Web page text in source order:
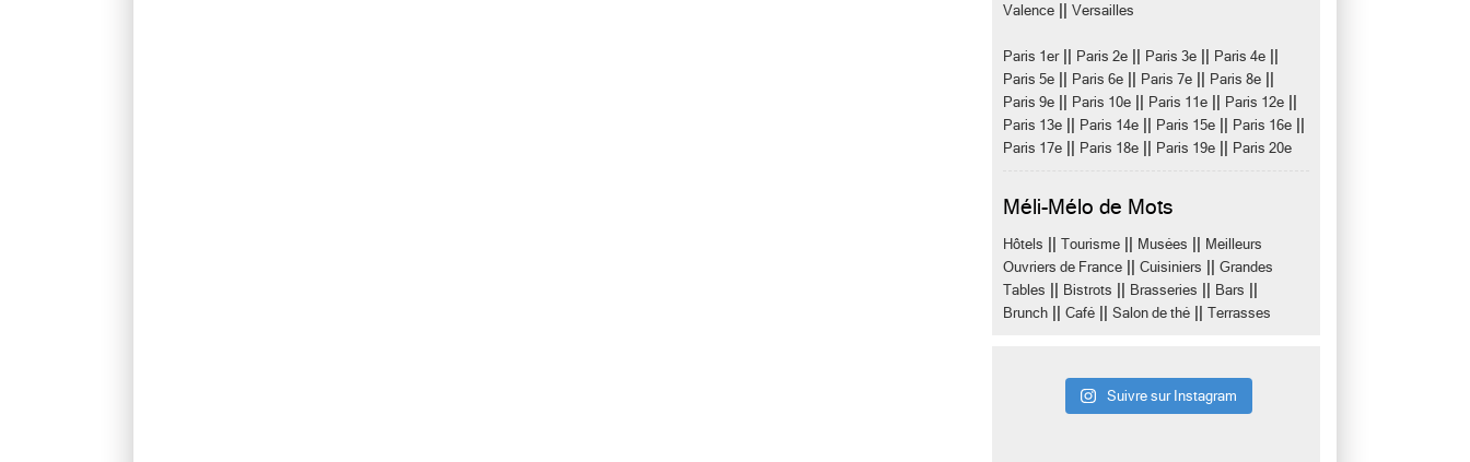
Valence Versailles
Paris 1er|| Paris 2e Paris 3e Paris 4e
Paris 5e Paris 6e Paris 7e Paris 8e
Paris 9e Paris 10e Paris 11e Paris 12e
Paris 13e Paris 14e Paris 15e Paris 16e
Paris 17e Paris 18e Paris 19e Paris 20e
Méli-Mélo de Mots
Hôtels Tourisme Musées
Meilleurs
Ouvriers de France
Cuisiniers
Grandes
Tables
Bistrots Brasseries Bars
Brunch Café Salon de thé Terrasses
Suivre sur Instagram